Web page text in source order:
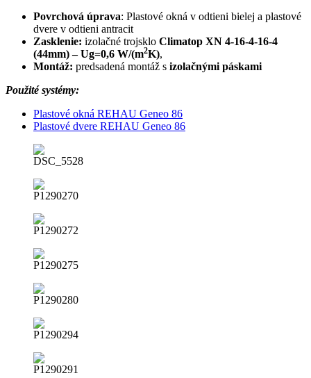
Povrchová úprava: Plastové okná v odtieni bielej a plastové
dvere v odtieni antracit
Zasklenie: izolačné trojsklo Climatop XN 4-16-4-16-4
(44mm) –Ug=0,6 W/(m2K),
Montáž: predsadená montáž s izolačnými páskami
Použité systémy:
Plastové okná REHAU Geneo 86
Plastové dvere REHAU Geneo 86